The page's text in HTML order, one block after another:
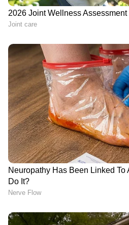
ഏഷ്യാനെറ്റ് ന്യൂസ്
കാണാം
അപകീർത്തികരമായ
ജുഡീഷ്യൽ സെൻസിറ്റിവിറ്റി
മാർ​ഗ നിർദേശങ്ങൾക്ക്
സുപ്രീം കോടതിയുടെ
അംഗീകാരം